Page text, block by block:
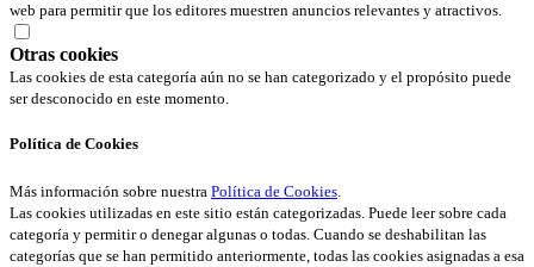
web para permitir que los editores muestren anuncios relevantes y atractivos.
Otras cookies
Las cookies de esta categoría aún no se han categorizado y el propósito puede
ser desconocido en este momento.
Política de Cookies
Más información sobre nuestra Política de Cookies.
Las cookies utilizadas en este sitio están categorizadas. Puede leer sobre cada
categoría y permitir o denegar algunas o todas. Cuando se deshabilitan las
categorías que se han permitido anteriormente, todas las cookies asignadas a esa